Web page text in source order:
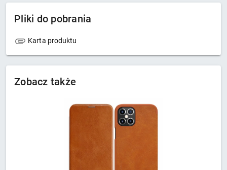
Pliki do pobrania
Karta produktu
Zobacz także